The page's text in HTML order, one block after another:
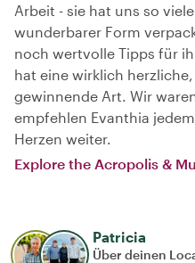
Arbeit - sie hat uns so
wunderbarer Form
noch wertvolle Tipps für
hat eine wirklich
gewinnende Art. Wir
empfehlen Evanthia
Herzen weiter.
Explore the Acropolis &
Patricia
Über deinen